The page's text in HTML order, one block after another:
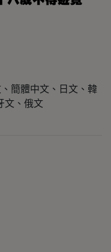
簡體中文、日文、韓
文、俄文